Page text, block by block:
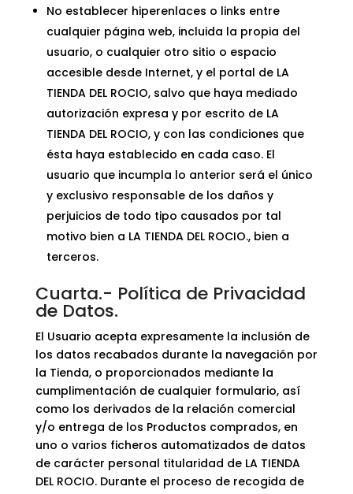
No establecer hiperenlaces o links entre
cualquier página web, incluida la propia del
usuario, o cualquier otro sitio o espacio
accesible desde Internet, y el portal de LA
TIENDA DEL ROCIO, salvo que haya mediado
autorización expresa y por escrito de LA
TIENDA DEL ROCIO, y con las condiciones que
ésta haya establecido en cada caso. El
usuario que incumpla lo anterior será el único
y exclusivo responsable de los daños y
perjuicios de todo tipo causados por tal
motivo bien a LA TIENDA DEL ROCIO., bien a
terceros.
Cuarta.- Política de Privacidad
de Datos.
El Usuario acepta expresamente la inclusión de
los datos recabados durante la navegación por
la Tienda, o proporcionados mediante la
cumplimentación de cualquier formulario, así
como los derivados de la relación comercial
y/o entrega de los Productos comprados, en
uno o varios ficheros automatizados de datos
de carácter personal titularidad de LA TIENDA
DEL ROCIO. Durante el proceso de recogida de